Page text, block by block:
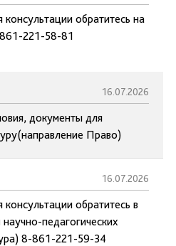
консультации обратитесь на
221-58-81
16.07.2026
документы для
Право)
16.07.2026
консультации обратитесь в
педагогических
8-861-221-59-34